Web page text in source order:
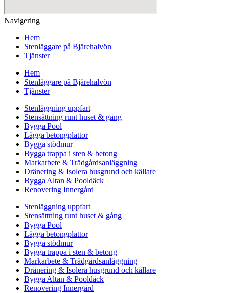
Navigering
Hem
Stenläggare på Bjärehalvön
Tjänster
Hem
Stenläggare på Bjärehalvön
Tjänster
Stenläggning uppfart
Stensättning runt huset & gång
Bygga Pool
Lägga betongplattor
Bygga stödmur
Bygga trappa i sten & betong
Markarbete & Trädgårdsanläggning
Dränering & Isolera husgrund och källare
Bygga Altan & Pooldäck
Renovering Innergård
Stenläggning uppfart
Stensättning runt huset & gång
Bygga Pool
Lägga betongplattor
Bygga stödmur
Bygga trappa i sten & betong
Markarbete & Trädgårdsanläggning
Dränering & Isolera husgrund och källare
Bygga Altan & Pooldäck
Renovering Innergård